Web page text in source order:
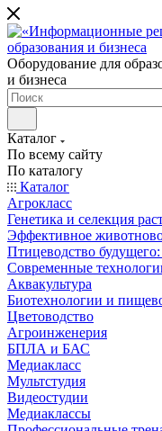
Оборудование для
и бизнеса
Каталог
По всему сайту
По каталогу
Каталог
Агрокласс
Генетика и селекция
Эффективное
Птицеводство
Современные
Аквакультура
Биотехнологии и
Цветоводство
Агроинженерия
БПЛА и БАС
Медиакласс
Мультстудия
Видеостудии
Медиаклассы